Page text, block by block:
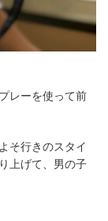
レーを使って前
そ行きのスタイ
上げて、男の子